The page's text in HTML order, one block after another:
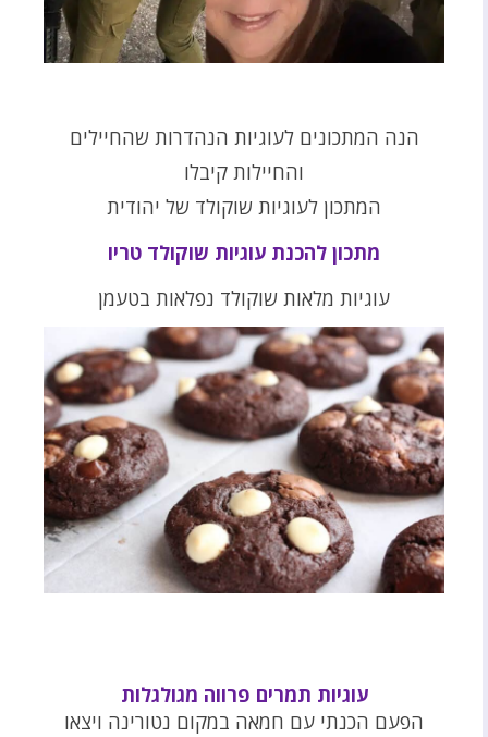
הנה המתכונים לעוגיות הנהדרות שהחיילים
והחיילות קיבלו
המתכון לעוגיות שוקולד של יהודית
מתכון להכנת עוגיות שוקולד טריו
עוגיות מלאות שוקולד נפלאות בטעמן
עוגיות תמרים פרווה מגולגלות
הפעם הכנתי עם חמאה במקום נטורינה ויצאו